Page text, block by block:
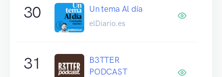
30 Un tema Al día
elDiario.es
31
B3TTER
PODCAST